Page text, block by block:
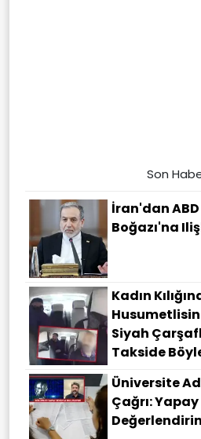
Son
İran'dan
Boğazı'na
Kadın
Siyah
Takside
Üniversite
Çağrı:
Değerlendirin